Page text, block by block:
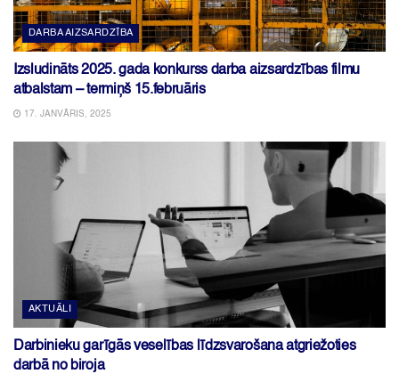
DARBA AIZSARDZĪBA
Izsludināts 2025. gada konkurss darba aizsardzības filmu
atbalstam – termiņš 15.februāris
17. JANVĀRIS, 2025
AKTUĀLI
Darbinieku garīgās veselības līdzsvarošana atgriežoties
darbā no biroja